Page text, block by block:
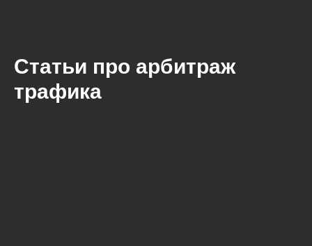
Статьи про арбитраж
трафика